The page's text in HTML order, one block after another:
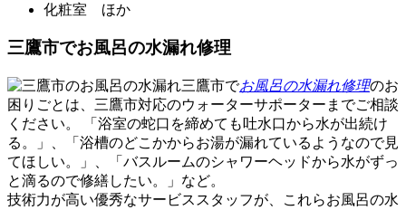
化粧室 ほか
三鷹市でお風呂の水漏れ修理
三鷹市でお風呂の水漏れ修理のお
困りごとは、三鷹市対応のウォーターサポーターまでご相談
ください。 「浴室の蛇口を締めても吐水口から水が出続け
る。」、「浴槽のどこかからお湯が漏れているようなので見
てほしい。」、「バスルームのシャワーヘッドから水がずっ
と滴るので修繕したい。」など。
技術力が高い優秀なサービススタッフが、これらお風呂の水